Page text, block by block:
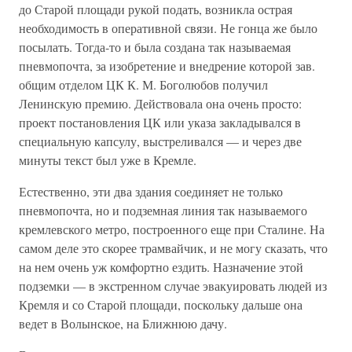
до Старой площади рукой подать, возникла острая
необходимость в оперативной связи. Не гонца же было
посылать. Тогда-то и была создана так называемая
пневмопочта, за изобретение и внедрение которой зав.
общим отделом ЦК К. М. Боголюбов получил
Ленинскую премию. Действовала она очень просто:
проект постановления ЦК или указа закладывался в
специальную капсулу, выстреливался — и через две
минуты текст был уже в Кремле.
Естественно, эти два здания соединяет не только
пневмопочта, но и подземная линия так называемого
кремлевского метро, построенного еще при Сталине. На
самом деле это скорее трамвайчик, и не могу сказать, что
на нем очень уж комфортно ездить. Назначение этой
подземки — в экстренном случае эвакуировать людей из
Кремля и со Старой площади, поскольку дальше она
ведет в Волынское, на Ближнюю дачу.